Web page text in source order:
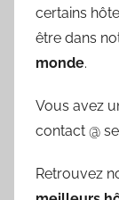
certains
être dans
monde.
Vous avez
contact @
Retrouvez